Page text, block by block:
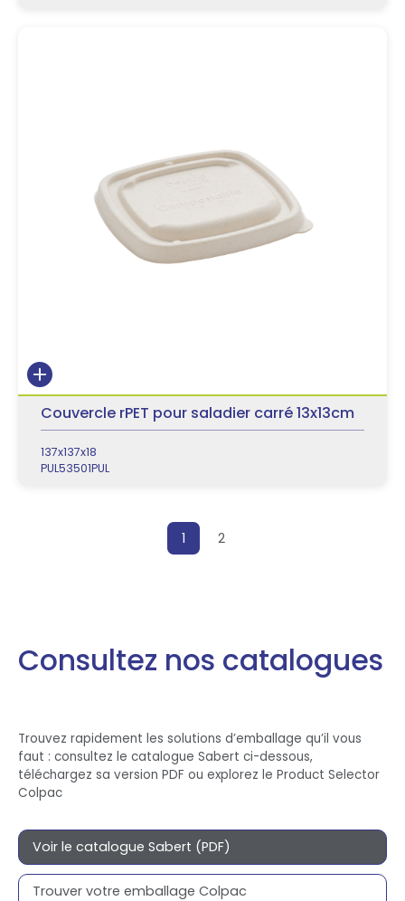
Couvercle rPET pour saladier carré 13x13cm
137x137x18
PUL53501PUL
Posts pagination
1 2
Consultez nos catalogues
Trouvez rapidement les solutions d’emballage qu’il vous
faut : consultez le catalogue Sabert ci-dessous,
téléchargez sa version PDF ou explorez le Product Selector
Colpac
Voir le catalogue Sabert (PDF)
Trouver votre emballage Colpac